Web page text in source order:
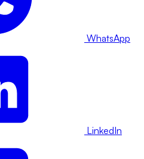
WhatsApp
LinkedIn